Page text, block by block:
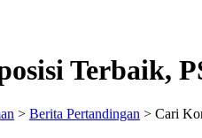
Terbaik,
> Berita Pertandingan > Cari